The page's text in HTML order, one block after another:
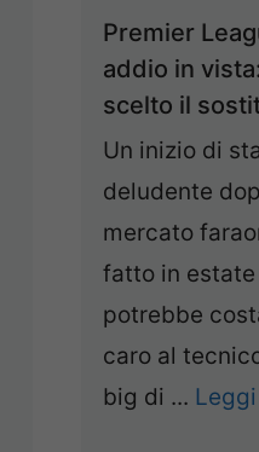
Premier
addio in
scelto il
Un inizio di
deludente
mercato
fatto in estate
potrebbe
caro al
big di ...